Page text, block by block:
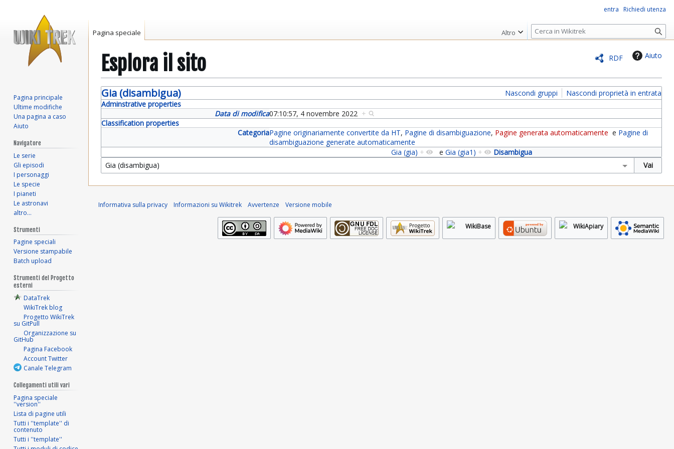
RDF Aiuto
Esplora il sito
Vai
alla
Vai
alla
Gia (disambigua) Nascondi gruppi
Nascondi proprietà in entrata
Adminstrative properties
Data di modifica07:10:57, 4 novembre 2022 +
Classification properties
CategoriaPagine originariamente convertite da HT, Pagine di disambiguazione, Pagine generata automaticamente e Pagine di
disambiguazione generate automaticamente
Disambigua
Gia (gia) + e Gia (gia1) +
entra Richiedi utenza
Pagina speciale Altro
R
i
r
c
a
Pagina principale
Ultime modifiche
Una pagina a caso
Aiuto
Navigatore
Le serie
Gli episodi
I personaggi
Le specie
I pianeti
Le astronavi
altro…
Strumenti
Pagine speciali
Versione stampabile
Batch upload
Strumenti del Progetto
esterni
DataTrek
WikiTrek blog
Progetto WikiTrek
su GitPull
Organizzazione su
GitHub
Pagina Facebook
Account Twitter
Canale Telegram
Collegamenti utili vari
Pagina speciale
''version''
Lista di pagine utili
Tutti i ''template'' di
contenuto
Tutti i ''template''
Informativa sulla privacy Informazioni su Wikitrek Avvertenze Versione mobile